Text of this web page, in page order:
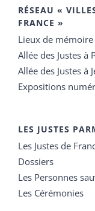
RÉSEAU «
FRANCE »
Lieux de mémoire
Allée des Justes à
Allée des Justes à
Expositions
LES JUSTES
Les Justes de
Dossiers
Les Personnes
Les Cérémonies